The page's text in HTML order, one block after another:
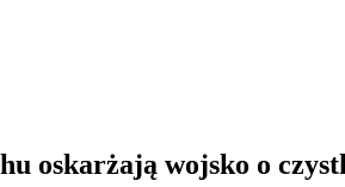
oskarżają wojsko o